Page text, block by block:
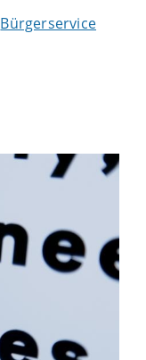
Bürgerservice